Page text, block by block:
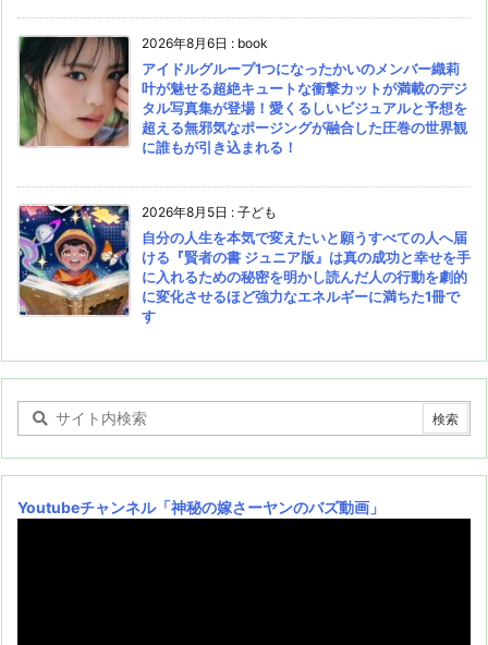
2026年8月6日 : book
アイドルグループ1つになったかいのメンバー織莉
叶が魅せる超絶キュートな衝撃カットが満載のデジ
タル写真集が登場！愛くるしいビジュアルと予想を
超える無邪気なポージングが融合した圧巻の世界観
に誰もが引き込まれる！
2026年8月5日 : 子ども
自分の人生を本気で変えたいと願うすべての人へ届
ける『賢者の書 ジュニア版』は真の成功と幸せを手
に入れるための秘密を明かし読んだ人の行動を劇的
に変化させるほど強力なエネルギーに満ちた1冊で
す
Youtubeチャンネル「神秘の嫁さーヤンのバズ動画」